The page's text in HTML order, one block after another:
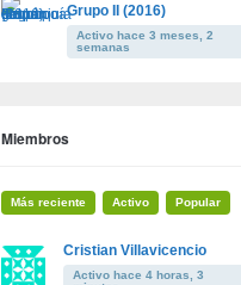
Grupo II (2016)
Activo hace 3 meses, 2
semanas
Miembros
Más reciente Activo Popular
Cristian Villavicencio
Activo hace 4 horas, 3